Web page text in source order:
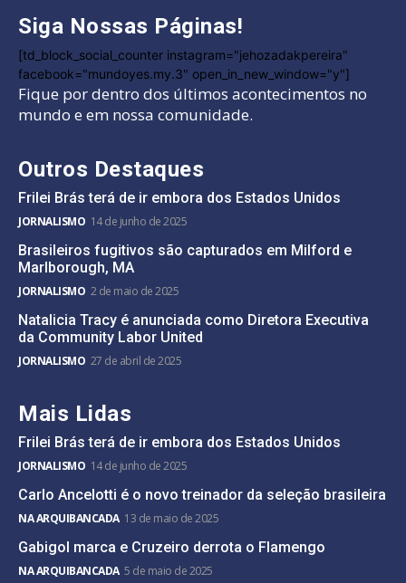
Siga Nossas Páginas!
[td_block_social_counter instagram="jehozadakpereira"
facebook="mundoyes.my.3" open_in_new_window="y"]
Fique por dentro dos últimos acontecimentos no
mundo e em nossa comunidade.
Outros Destaques
Frilei Brás terá de ir embora dos Estados Unidos
JORNALISMO 14 de junho de 2025
Brasileiros fugitivos são capturados em Milford e
Marlborough, MA
JORNALISMO 2 de maio de 2025
Natalicia Tracy é anunciada como Diretora Executiva
da Community Labor United
JORNALISMO 27 de abril de 2025
Mais Lidas
Frilei Brás terá de ir embora dos Estados Unidos
JORNALISMO 14 de junho de 2025
Carlo Ancelotti é o novo treinador da seleção brasileira
NA ARQUIBANCADA 13 de maio de 2025
Gabigol marca e Cruzeiro derrota o Flamengo
NA ARQUIBANCADA 5 de maio de 2025